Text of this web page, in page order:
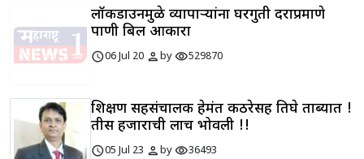
लॉकडाउनमुळे व्यापाऱ्यांना घरगुती दराप्रमाणे
पाणी बिल आकारा
schedule06 Jul 20 personbyvisibility529870
शिक्षण सहसंचालक हेमंत कठरेसह तिघे ताब्यात !
तीस हजाराची लाच भोवली !!
schedule05 Jul 23 personbyvisibility36493